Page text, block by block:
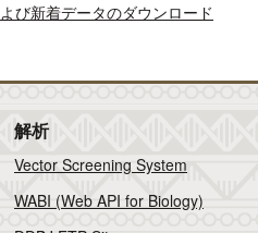
び新着データのダウンロード
解析
Vector Screening System
WABI (Web API for Biology)